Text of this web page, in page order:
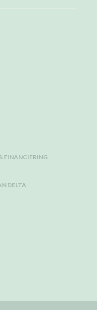
FINANCIERING
DELTA